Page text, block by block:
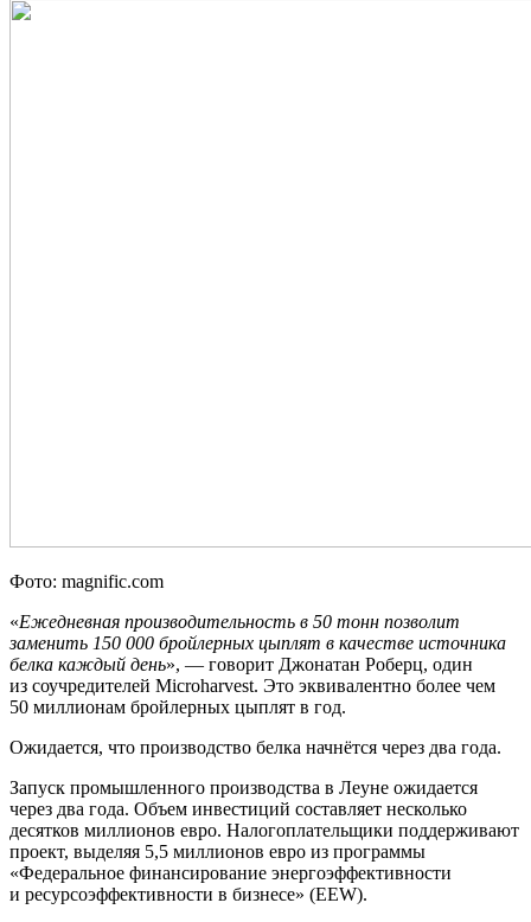
Фото: magnific.com
«Ежедневная производительность в 50 тонн позволит
заменить 150 000 бройлерных цыплят в качестве источника
белка каждый день», — говорит Джонатан Роберц, один
из соучредителей Microharvest. Это эквивалентно более чем
50 миллионам бройлерных цыплят в год.
Ожидается, что производство белка начнётся через два года.
Запуск промышленного производства в Леуне ожидается
через два года. Объем инвестиций составляет несколько
десятков миллионов евро. Налогоплательщики поддерживают
проект, выделяя 5,5 миллионов евро из программы
«Федеральное финансирование энергоэффективности
и ресурсоэффективности в бизнесе» (EEW).